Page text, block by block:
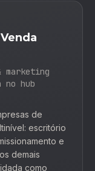
marketing
hub
de
escritório
e
demais
como